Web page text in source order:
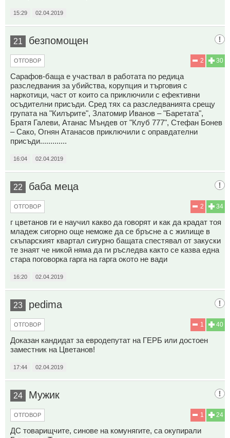
15:29 02.04.2019
21 безпомощен
30
2
ОТГОВОР
Сарафов-баща е участвал в работата по редица
разследвания за убийства, корупция и търговия с
наркотици, част от които са приключили с ефективни
осъдителни присъди. Сред тях са разследванията срещу
групата на "Килърите", Златомир Иванов – "Баретата",
Братя Галеви, Атанас Мъндев от "Клуб 777", Стефан Бонев
– Сако, Огнян Атанасов приключили с оправдателни
присъди.............
16:04 02.04.2019
22 баба меца
34
2
ОТГОВОР
г цветанов ги е научил какво да говорят и как да крадат тоя
младеж сигорно още неможе да се бръсне а с жилище в
скъпарският квартал сигурно бащата спестявал от закуски
те знаят че никой няма да ги ръследва както се казва една
стара поговорка гарга на гарга окото не вади
16:20 02.04.2019
23 pedima
40
1
ОТГОВОР
Доказан кандидат за евродепутат на ГЕРБ или достоен
заместник на Цветанов!
17:44 02.04.2019
24 Мужик
24
1
ОТГОВОР
ДС товарищчите, синове на комунягите, са окупирали